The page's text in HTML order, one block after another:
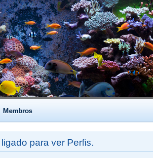
Membros
para ver Perfis.